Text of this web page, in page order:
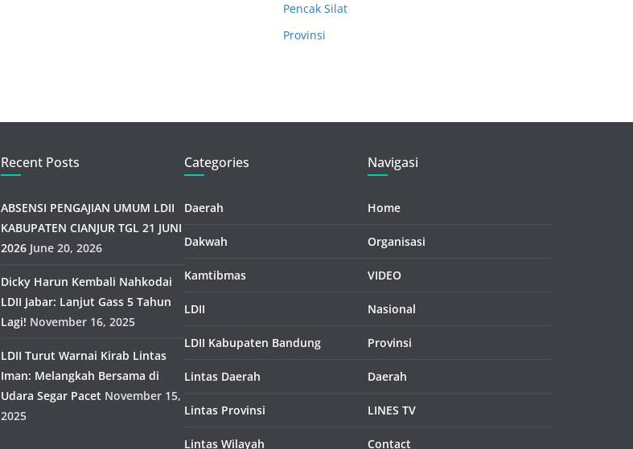
Pencak Silat
Provinsi
Recent Posts
ABSENSI PENGAJIAN UMUM LDII
KABUPATEN CIANJUR TGL 21 JUNI
2026 June 20, 2026
Dicky Harun Kembali Nahkodai
LDII Jabar: Lanjut Gass 5 Tahun
Lagi! November 16, 2025
LDII Turut Warnai Kirab Lintas
Iman: Melangkah Bersama di
Udara Segar Pacet November 15,
2025
Categories
Daerah
Dakwah
Kamtibmas
LDII
LDII Kabupaten Bandung
Lintas Daerah
Lintas Provinsi
Lintas Wilayah
Navigasi
Home
Organisasi
VIDEO
Nasional
Provinsi
Daerah
LINES TV
Contact